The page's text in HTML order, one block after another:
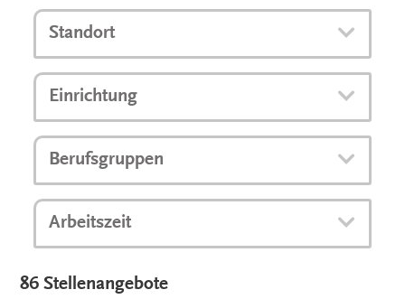
Standort
Einrichtung
Berufsgruppen
Arbeitszeit
86 Stellenangebote